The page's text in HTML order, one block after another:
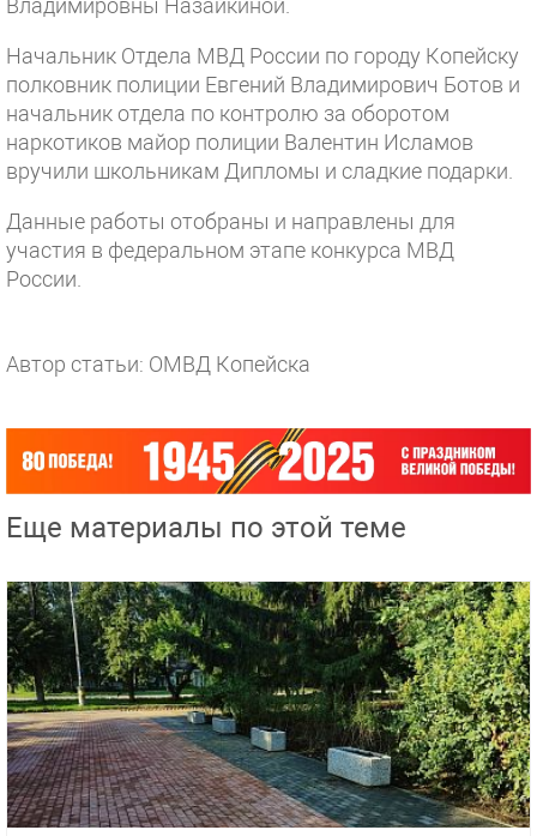
Владимировны Назайкиной.
Начальник Отдела МВД России по городу Копейску
полковник полиции Евгений Владимирович Ботов и
начальник отдела по контролю за оборотом
наркотиков майор полиции Валентин Исламов
вручили школьникам Дипломы и сладкие подарки.
Данные работы отобраны и направлены для
участия в федеральном этапе конкурса МВД
России.
Автор статьи: ОМВД Копейска
Еще материалы по этой теме